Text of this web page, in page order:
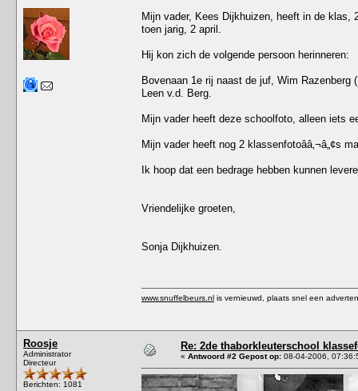
Mijn vader, Kees Dijkhuizen, heeft in de klas,
toen jarig, 2 april.
Hij kon zich de volgende persoon herinneren:
Bovenaan 1e rij naast de juf, Wim
Leen v.d. Berg.
Mijn vader heeft deze schoolfoto, alleen iets
Mijn vader heeft nog 2 klassenfotoââ‚¬â„¢s
Ik hoop dat een bedrage hebben kunnen
Vriendelijke groeten,
Sonja Dijkhuizen.
www.snuffelbeurs.nl is vernieuwd, plaats snel een
Roosje
Administrator
Directeur
Berichten: 1081
Re: 2de thaborkleuterschool
« Antwoord #2 Gepost op: 08-04-2006,